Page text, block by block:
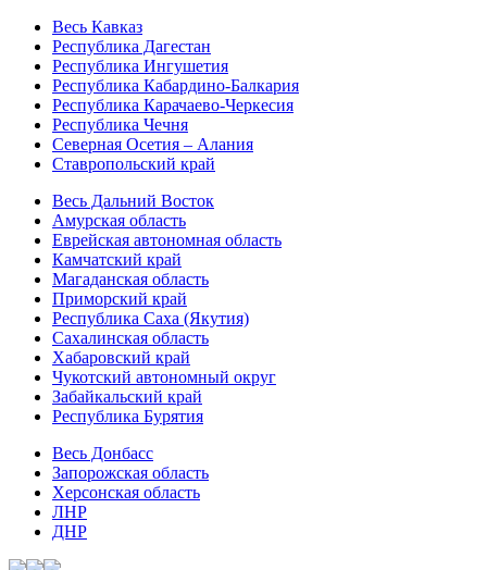
Весь Кавказ
Республика Дагестан
Республика Ингушетия
Республика Кабардино-Балкария
Республика Карачаево-Черкесия
Республика Чечня
Северная Осетия – Алания
Ставропольский край
Весь Дальний Восток
Амурская область
Еврейская автономная область
Камчатский край
Магаданская область
Приморский край
Республика Саха (Якутия)
Сахалинская область
Хабаровский край
Чукотский автономный округ
Забайкальский край
Республика Бурятия
Весь Донбасс
Запорожская область
Херсонская область
ЛНР
ДНР